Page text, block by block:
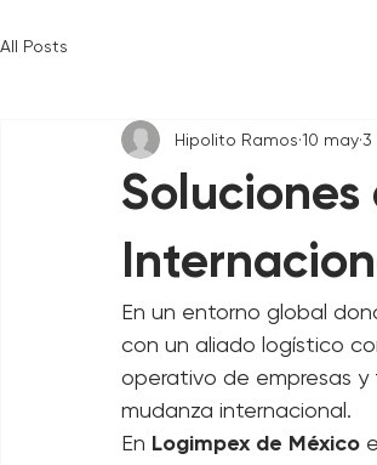
10 may
En un entorno global
con un aliado logístico